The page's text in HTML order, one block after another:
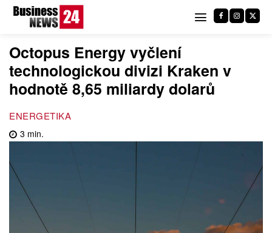
Octopus Energy vyčlení
technologickou divizi Kraken v
hodnotě 8,65 miliardy dolarů
ENERGETIKA
3 min.